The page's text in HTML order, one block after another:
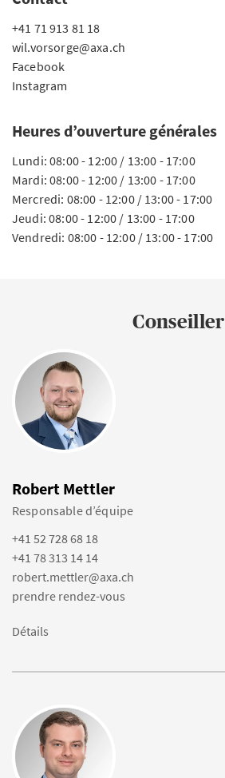
+41 71 913 81 18
wil.vorsorge@axa.ch
Facebook
Instagram
Heures d’ouverture générales
Lundi: 08:00 - 12:00 / 13:00 - 17:00
Mardi: 08:00 - 12:00 / 13:00 - 17:00
Mercredi: 08:00 - 12:00 / 13:00 - 17:00
Jeudi: 08:00 - 12:00 / 13:00 - 17:00
Vendredi: 08:00 - 12:00 / 13:00 - 17:00
Conseiller
Robert Mettler
Responsable d’équipe
+41 52 728 68 18
+41 78 313 14 14
robert.mettler@axa.ch
prendre rendez-vous
Détails